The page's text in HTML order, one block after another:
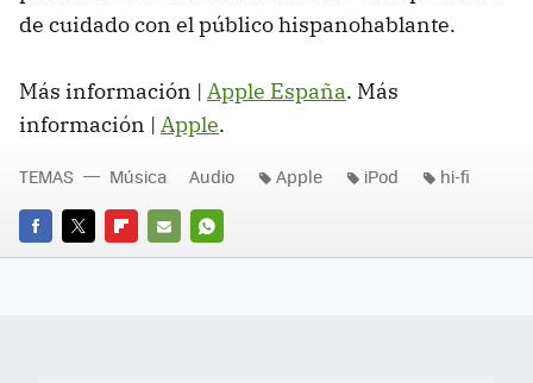
de cuidado con el público hispanohablante.
Más información | Apple España. Más
información | Apple.
FACEBOOK
TWITTERFLIPBOARD
E-
WHATSAPP
TEMAS Música Audio Apple iPod hi-fi